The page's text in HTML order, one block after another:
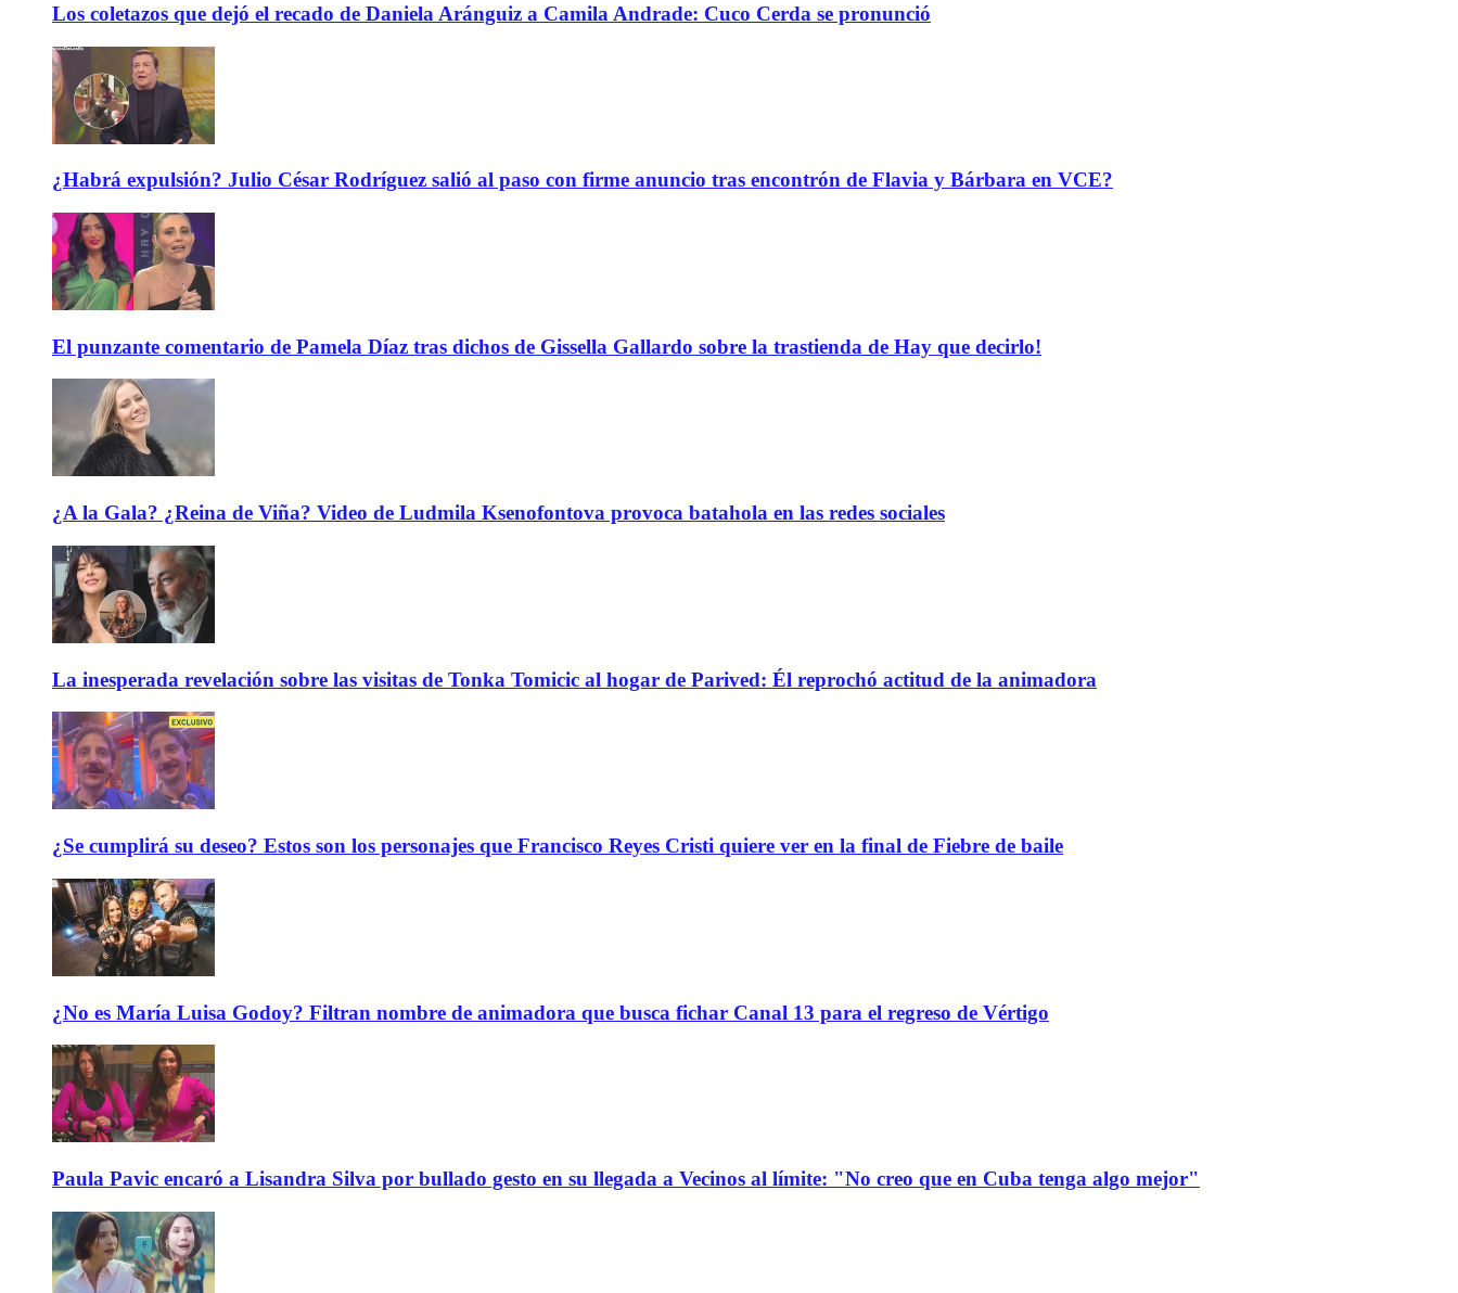
Los coletazos que dejó el recado de Daniela Aránguiz a Camila Andrade: Cuco Cerda se pronunció
¿Habrá expulsión? Julio César Rodríguez salió al paso con firme anuncio tras encontrón de Flavia y Bárbara en VCE?
El punzante comentario de Pamela Díaz tras dichos de Gissella Gallardo sobre la trastienda de Hay que decirlo!
¿A la Gala? ¿Reina de Viña? Video de Ludmila Ksenofontova provoca batahola en las redes sociales
La inesperada revelación sobre las visitas de Tonka Tomicic al hogar de Parived: Él reprochó actitud de la animadora
¿Se cumplirá su deseo? Estos son los personajes que Francisco Reyes Cristi quiere ver en la final de Fiebre de baile
¿No es María Luisa Godoy? Filtran nombre de animadora que busca fichar Canal 13 para el regreso de Vértigo
Paula Pavic encaró a Lisandra Silva por bullado gesto en su llegada a Vecinos al límite: "No creo que en Cuba tenga algo mejor"